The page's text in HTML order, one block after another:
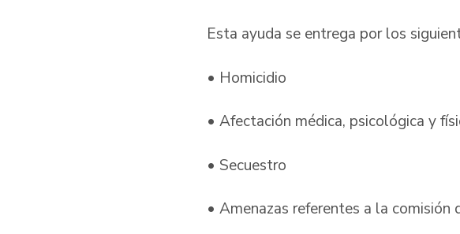
Esta ayuda se entrega por los
• Homicidio
• Afectación médica, psicológica y
• Secuestro
• Amenazas referentes a la